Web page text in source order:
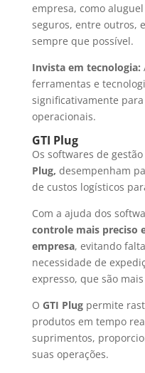
empresa, como
seguros, entre outros,
sempre que possível.
Invista em tecnologia:
ferramentas e
significativamente
operacionais.
GTI Plug
Os softwares de
Plug, desempenham
de custos logísticos
Com a ajuda dos
controle mais preciso
empresa, evitando
necessidade de
expresso, que são
O GTI Plugpermite
produtos em tempo
suprimentos,
suas operações.